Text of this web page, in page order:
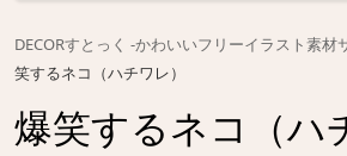
DECORすとっく -かわいいフリーイラスト素材
笑するネコ（ハチワレ）
爆笑するネコ（ハ